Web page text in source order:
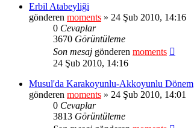
Erbil Atabeyliği
gönderen moments » 24 Şub 2010, 14:16
0 Cevaplar
3670 Görüntüleme
Son mesaj gönderen moments
24 Şub 2010, 14:16
Musul'da Karakoyunlu-Akkoyunlu Dönem
gönderen moments » 24 Şub 2010, 14:01
0 Cevaplar
3813 Görüntüleme